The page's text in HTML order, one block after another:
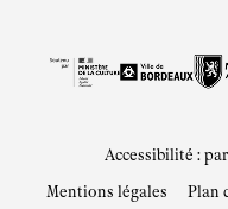
Accessibilité :
Mentions légales Plan